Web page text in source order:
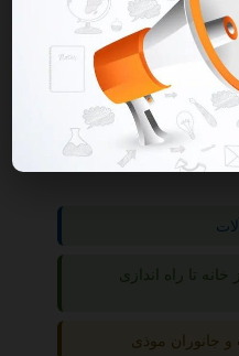
و بهداشتی
تا راه اندازی
جانوران موذی